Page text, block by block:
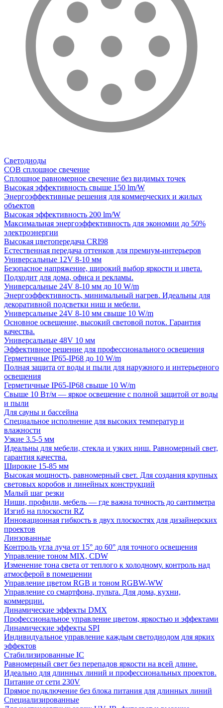
Светодиоды
COB сплошное свечение
Сплошное равномерное свечение без видимых точек
Высокая эффективность свыше 150 lm/W
Энергоэффективные решения для коммерческих и жилых
объектов
Высокая эффективность 200 lm/W
Максимальная энергоэффективность для экономии до 50%
электроэнергии
Высокая цветопередача CRI98
Естественная передача оттенков для премиум-интерьеров
Универсальные 12V 8-10 мм
Безопасное напряжение, широкий выбор яркости и цвета.
Подходит для дома, офиса и рекламы.
Универсальные 24V 8-10 мм до 10 W/m
Энергоэффективность, минимальный нагрев. Идеальны для
декоративной подсветки ниш и мебели.
Универсальные 24V 8-10 мм свыше 10 W/m
Основное освещение, высокий световой поток. Гарантия
качества.
Универсальные 48V 10 мм
Эффективное решение для профессионального освещения
Герметичные IP65-IP68 до 10 W/m
Полная защита от воды и пыли для наружного и интерьерного
освещения
Герметичные IP65-IP68 свыше 10 W/m
Свыше 10 Вт/м — яркое освещение с полной защитой от воды
и пыли
Для сауны и бассейна
Специальное исполнение для высоких температур и
влажности
Узкие 3.5-5 мм
Идеальны для мебели, стекла и узких ниш. Равномерный свет,
гарантия качества.
Широкие 15-85 мм
Высокая мощность, равномерный свет. Для создания крупных
световых коробов и линейных конструкций
Малый шаг резки
Ниши, профили, мебель — где важна точность до сантиметра
Изгиб на плоскости RZ
Инновационная гибкость в двух плоскостях для дизайнерских
проектов
Линзованные
Контроль угла луча от 15° до 60° для точного освещения
Управление тоном MIX, CDW
Изменение тона света от теплого к холодному. контроль над
атмосферой в помещении
Управление цветом RGB и тоном RGBW-WW
Управление со смартфона, пульта. Для дома, кухни,
коммерции.
Динамические эффекты DMX
Профессиональное управление цветом, яркостью и эффектами
Динамические эффекты SPI
Индивидуальное управление каждым светодиодом для ярких
эффектов
Стабилизированные IC
Равномерный свет без перепадов яркости на всей длине.
Идеально для длинных линий и профессиональных проектов.
Питание от сети 230V
Прямое подключение без блока питания для длинных линий
Специализированные